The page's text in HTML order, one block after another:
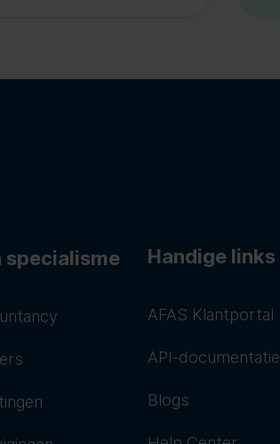
specialisme Handige links
AFAS Klantportal
API-documentatie
Blogs